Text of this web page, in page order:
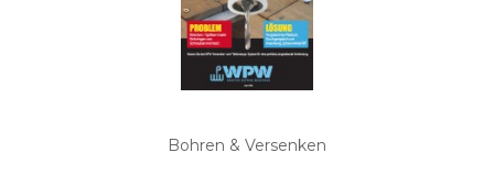
Bohren & Versenken